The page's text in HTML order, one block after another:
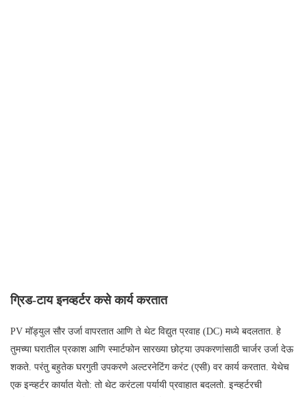
ग्रिड-टाय इनव्हर्टर कसे कार्य करतात
PV मॉड्युल सौर उर्जा वापरतात आणि ते थेट विद्युत प्रवाह (DC) मध्ये बदलतात. हे
तुमच्या घरातील प्रकाश आणि स्मार्टफोन सारख्या छोट्या उपकरणांसाठी चार्जर उर्जा देऊ
शकते. परंतु बहुतेक घरगुती उपकरणे अल्टरनेटिंग करंट (एसी) वर कार्य करतात. येथेच
एक इन्व्हर्टर कार्यात येतो: तो थेट करंटला पर्यायी प्रवाहात बदलतो. इन्व्हर्टरची